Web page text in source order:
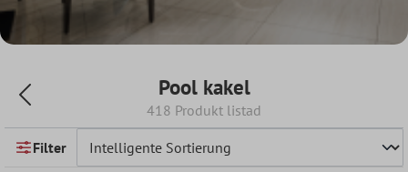
Pool kakel
418 Produkt listad
Filter